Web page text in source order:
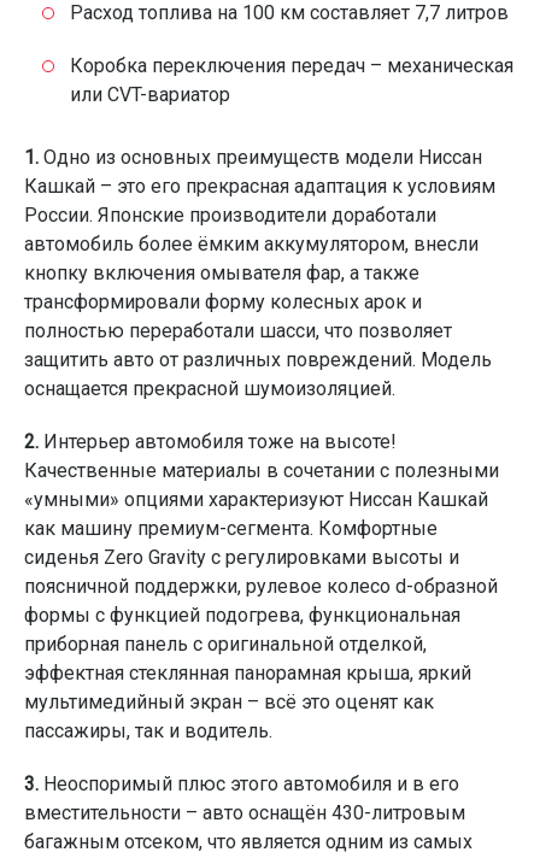
Расход топлива на 100 км составляет 7,7 литров
Коробка переключения передач – механическая
или CVT-вариатор
1. Одно из основных преимуществ модели Ниссан
Кашкай – это его прекрасная адаптация к условиям
России. Японские производители доработали
автомобиль более ёмким аккумулятором, внесли
кнопку включения омывателя фар, а также
трансформировали форму колесных арок и
полностью переработали шасси, что позволяет
защитить авто от различных повреждений. Модель
оснащается прекрасной шумоизоляцией.
2. Интерьер автомобиля тоже на высоте!
Качественные материалы в сочетании с полезными
«умными» опциями характеризуют Ниссан Кашкай
как машину премиум-сегмента. Комфортные
сиденья Zero Gravity с регулировками высоты и
поясничной поддержки, рулевое колесо d-образной
формы с функцией подогрева, функциональная
приборная панель с оригинальной отделкой,
эффектная стеклянная панорамная крыша, яркий
мультимедийный экран – всё это оценят как
пассажиры, так и водитель.
3. Неоспоримый плюс этого автомобиля и в его
вместительности – авто оснащён 430-литровым
багажным отсеком, что является одним из самых